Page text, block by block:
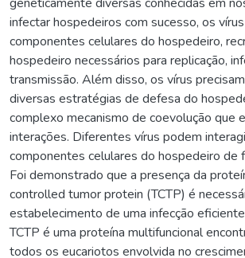
infectar hospedeiros com sucesso, os
componentes celulares do hospedeiro,
hospedeiro necessários para replicação,
transmissão. Além disso, os vírus
diversas estratégias de defesa do
complexo mecanismo de coevolução que
interações. Diferentes vírus podem
componentes celulares do hospedeiro de
Foi demonstrado que a presença da
controlled tumor protein (TCTP) é
estabelecimento de uma infecção
TCTP é uma proteína multifuncional
todos os eucariotos envolvida no